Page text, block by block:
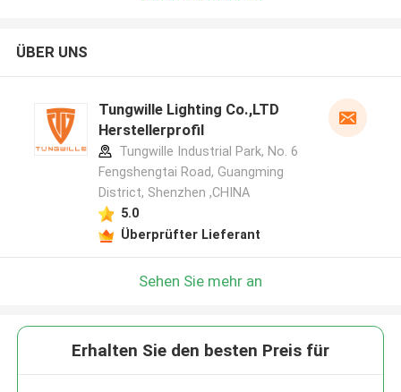
ÜBER UNS
Tungwille Lighting Co.,LTD
Herstellerprofil
Tungwille Industrial Park, No. 6
Fengshengtai Road, Guangming
District, Shenzhen ,CHINA
5.0
Überprüfter Lieferant
Sehen Sie mehr an
Erhalten Sie den besten Preis für